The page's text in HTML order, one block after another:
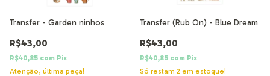
Transfer - Garden ninhos
R$43,00
R$40,85 com Pix
Atenção, última peça!
Transfer (Rub On) - Blue Dream
R$43,00
R$40,85 com Pix
Só restam 2 em estoque!